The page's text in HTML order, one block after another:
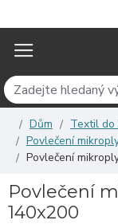
Dům Textil do
Povlečení
Povlečení
Povlečení
140x200